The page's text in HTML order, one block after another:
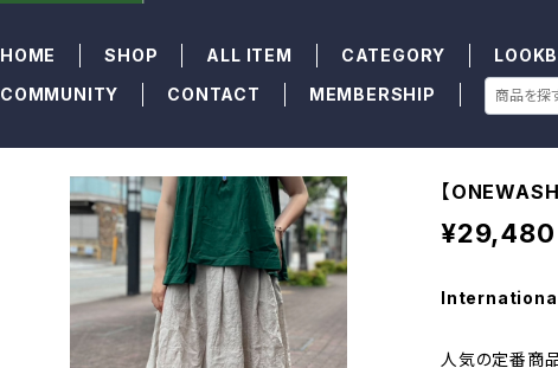
HOME SHOP ALL ITEM CATEGORY
COMMUNITY
CONTACT MEMBERSHIP
【
¥29,480
人気の定番商